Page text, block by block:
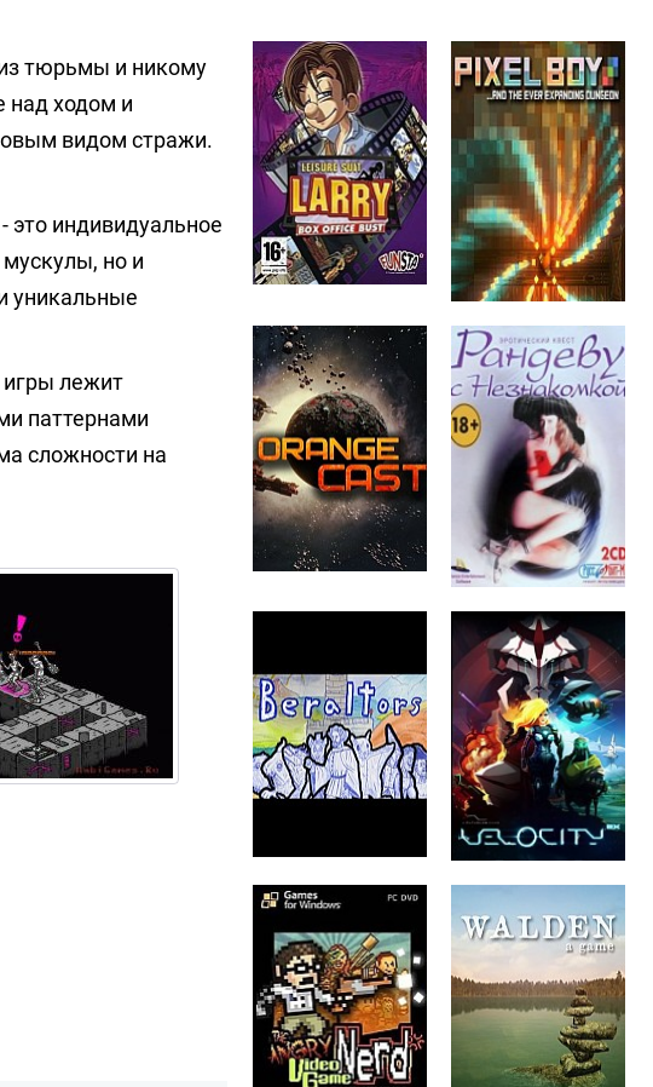
тюрьмы и никому
над ходом и
видом стражи.
индивидуальное
но и
уникальные
игры лежит
паттернами
сложности на